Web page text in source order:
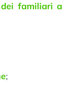
familiari a
;